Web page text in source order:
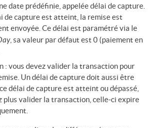
date prédéfinie, appelée délai de capture.
de capture est atteint, la remise est
envoyée. Ce délai est paramétré via le
, sa valeur par défaut est 0 (paiement en
: vous devez valider la transaction pour
Un délai de capture doit aussi être
délai de capture est atteint ou dépassé,
plus valider la transaction, celle-ci expire